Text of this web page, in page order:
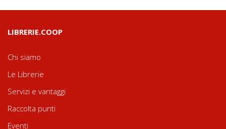
LIBRERIE.COOP
Chi siamo
Le Librerie
Servizi e vantaggi
Raccolta punti
Eventi